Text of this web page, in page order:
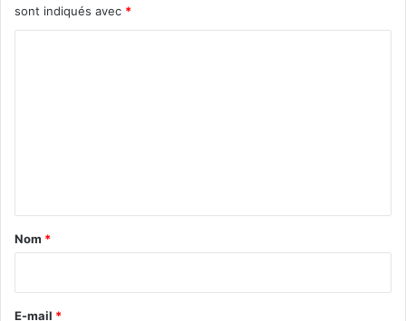
sont indiqués avec *
a
e
Nom *
E-mail *